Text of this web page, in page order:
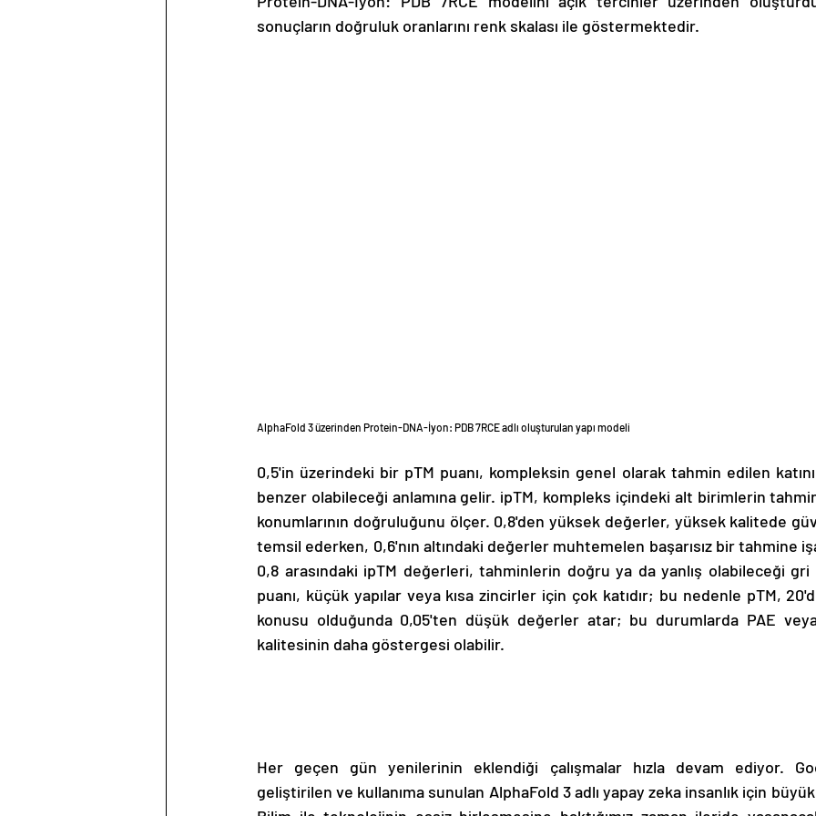
sonuçların doğruluk oranlarını renk skalası ile göstermektedir.
AlphaFold 3 üzerinden Protein-DNA-İyon: PDB 7RCE adlı oluşturulan yapı modeli
0,5'in üzerindeki bir pTM puanı, kompleksin genel olarak tahmin edilen
benzer olabileceği anlamına gelir. ipTM, kompleks içindeki alt birimlerin
konumlarının doğruluğunu ölçer. 0,8'den yüksek değerler, yüksek kalitede
temsil ederken, 0,6'nın altındaki değerler muhtemelen başarısız bir tahmine
0,8 arasındaki ipTM değerleri, tahminlerin doğru ya da yanlış olabileceği
puanı, küçük yapılar veya kısa zincirler için çok katıdır; bu nedenle pTM,
konusu olduğunda 0,05'ten düşük değerler atar; bu durumlarda PAE
kalitesinin daha göstergesi olabilir.
Her geçen gün yenilerinin eklendiği çalışmalar hızla devam ediyor.
geliştirilen ve kullanıma sunulan AlphaFold 3 adlı yapay zeka insanlık için